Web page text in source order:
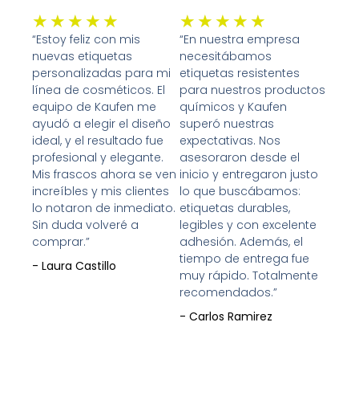
★ ★ ★ ★ ★ Valorado
con
5
de
5
“Estoy feliz con mis
nuevas etiquetas
personalizadas para mi
línea de cosméticos. El
equipo de Kaufen me
ayudó a elegir el diseño
ideal, y el resultado fue
profesional y elegante.
Mis frascos ahora se ven
increíbles y mis clientes
lo notaron de inmediato.
Sin duda volveré a
comprar.”
- Laura Castillo
★ ★ ★ ★ ★
con
5
de
5
“En nuestra empresa
necesitábamos
etiquetas resistentes
para nuestros productos
químicos y Kaufen
superó nuestras
expectativas. Nos
asesoraron desde el
inicio y entregaron justo
lo que buscábamos:
etiquetas durables,
legibles y con excelente
adhesión. Además, el
tiempo de entrega fue
muy rápido. Totalmente
recomendados.”
- Carlos Ramirez